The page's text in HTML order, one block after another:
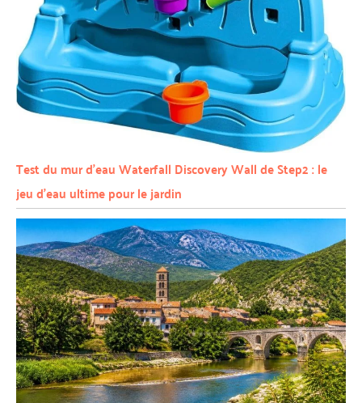
Test du mur d’eau Waterfall Discovery Wall de Step2 : le
jeu d’eau ultime pour le jardin